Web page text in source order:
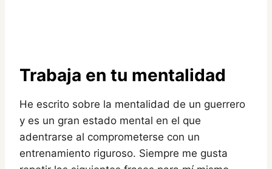
Trabaja en tu mentalidad
He escrito sobre la mentalidad de un guerrero
y es un gran estado mental en el que
adentrarse al comprometerse con un
entrenamiento riguroso. Siempre me gusta